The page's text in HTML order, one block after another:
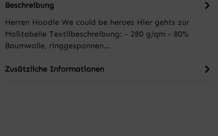
Beschreibung
Herren Hoodie We could be heroes Hier gehts zur
Maßtabelle Textilbeschreibung: - 280 g/qm - 80%
Baumwolle, ringgesponnen…
Zusätzliche Informationen